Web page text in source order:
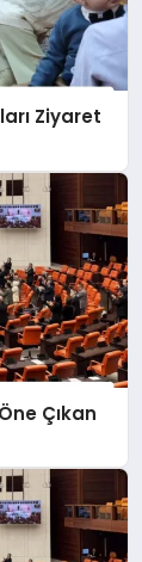
Ziyaret
Çıkan